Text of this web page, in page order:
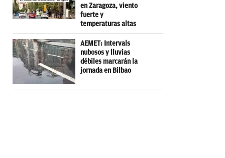
en Zaragoza, viento
fuerte y
temperaturas altas
AEMET: Intervals
nubosos y lluvias
débiles marcarán la
jornada en Bilbao